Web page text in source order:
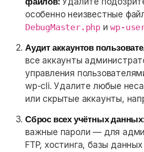
особенно неизвестные
DebugMaster.php иwp-
Аудит аккаунтов
все аккаунты
управления
wp-cli. Удалите любые
или скрытые аккаунты,
Сброс всех учётных
важные пароли — для
FTP, хостинга, базы